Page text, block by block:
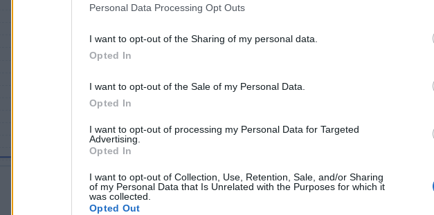
Personal Data Processing Opt Outs
I want to opt-out of the Sharing of my personal data.
Opted In
I want to opt-out of the Sale of my Personal Data.
Opted In
I want to opt-out of processing my Personal Data for Targeted
Advertising.
Opted In
I want to opt-out of Collection, Use, Retention, Sale, and/or Sharing
of my Personal Data that Is Unrelated with the Purposes for which it
was collected.
Opted OutClassic